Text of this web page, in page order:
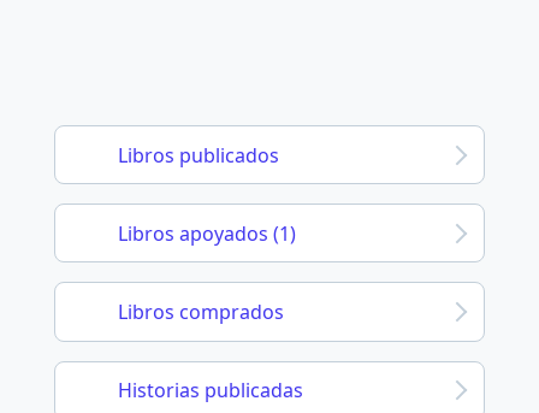
Libros publicados
Libros apoyados (1)
Libros comprados
Historias publicadas